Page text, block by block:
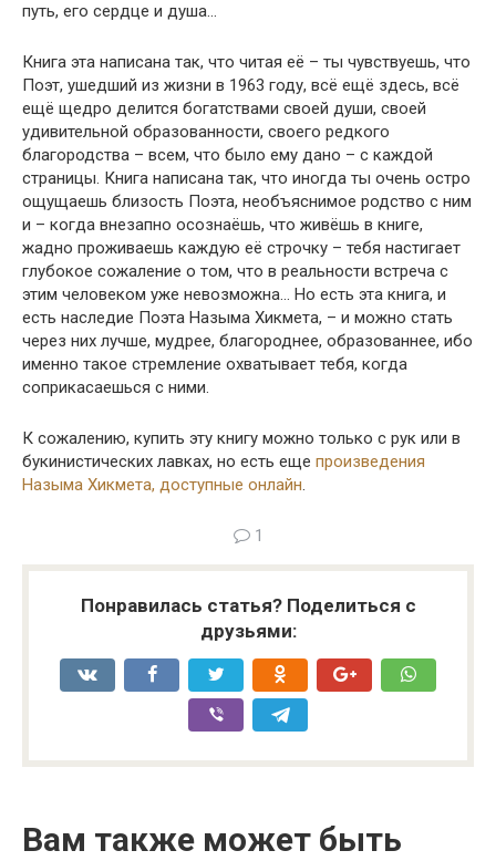
путь, его сердце и душа…
Книга эта написана так, что читая её – ты чувствуешь, что
Поэт, ушедший из жизни в 1963 году, всё ещё здесь, всё
ещё щедро делится богатствами своей души, своей
удивительной образованности, своего редкого
благородства – всем, что было ему дано – с каждой
страницы. Книга написана так, что иногда ты очень остро
ощущаешь близость Поэта, необъяснимое родство с ним
и – когда внезапно осознаёшь, что живёшь в книге,
жадно проживаешь каждую её строчку – тебя настигает
глубокое сожаление о том, что в реальности встреча с
этим человеком уже невозможна… Но есть эта книга, и
есть наследие Поэта Назыма Хикмета, – и можно стать
через них лучше, мудрее, благороднее, образованнее, ибо
именно такое стремление охватывает тебя, когда
соприкасаешься с ними.
К сожалению, купить эту книгу можно только с рук или в
букинистических лавках, но есть еще произведения
Назыма Хикмета, доступные онлайн.
1
Понравилась статья? Поделиться с
друзьями:
Вам также может быть